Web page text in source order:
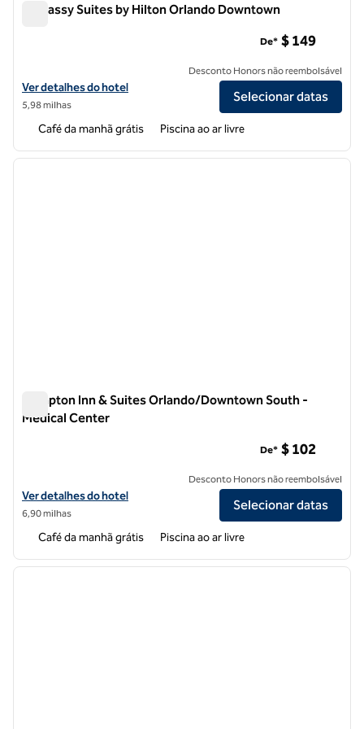
Embassy Suites by Hilton Orlando Downtown
Exibir detalhes do hotel Embassy Suites by Hilton Orlando
Ver detalhes do hotel
5,98 milhas
De* $ 149
Desconto Honors não reembolsável
Selecionar datas
Café da manhã grátis Piscina ao ar livre
1 de 11
Hampton Inn & Suites Orlando/Downtown South -
Medical Center
Exibir detalhes do hotel Hampton Inn & Suites Orlando/Downtown
Ver detalhes do hotel
6,90 milhas
De* $ 102
Desconto Honors não reembolsável
Selecionar datas
Café da manhã grátis Piscina ao ar livre
1 de 12